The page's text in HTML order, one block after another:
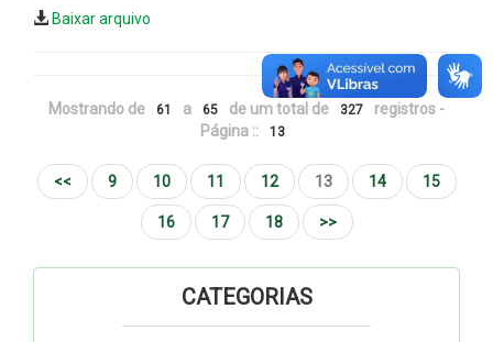
Baixar arquivo
Mostrando de 61 a 65 de um total de 327
registros -
Página ::
13
<< 9 10 11 12 13 14 15
16 17 18 >>
CATEGORIAS